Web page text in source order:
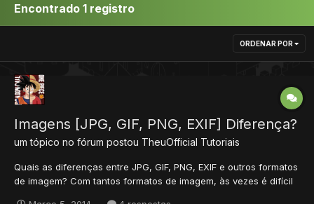
Encontrado 1 registro
ORDENAR POR
Imagens [JPG, GIF, PNG, EXIF] Diferença?
um tópico no fórum postou TheuOfficial Tutoriais
Quais as diferenças entre JPG, GIF, PNG, EXIF e outros formatos
de imagem? Com tantos formatos de imagem, às vezes é difícil